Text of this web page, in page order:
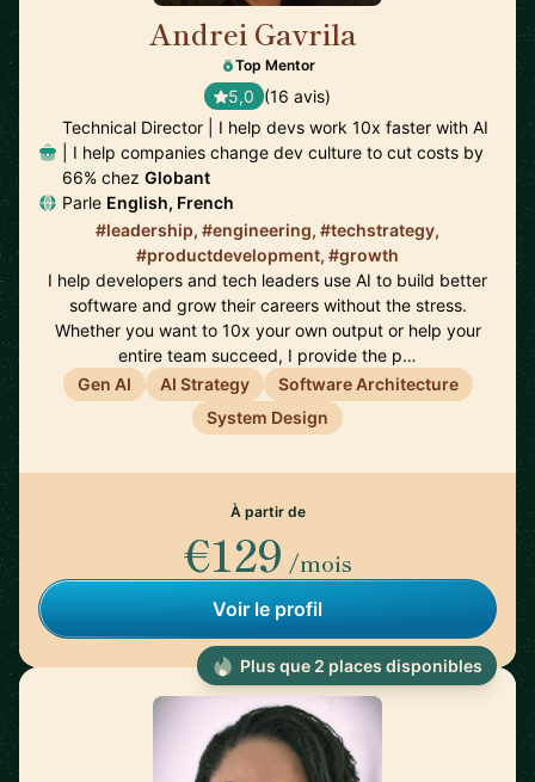
Andrei Gavrila
Top Mentor
5,0 (16 avis)
Technical Director | I help devs work 10x faster with AI
| I help companies change dev culture to cut costs by
66% chez Globant
Parle English, French
#leadership, #engineering, #techstrategy,
#productdevelopment, #growth
I help developers and tech leaders use AI to build better
software and grow their careers without the stress.
Whether you want to 10x your own output or help your
entire team succeed, I provide the p…
Gen AI
AI Strategy
Software Architecture
System Design
À partir de
€129 /mois
Voir le profil
Plus que 2 places disponibles